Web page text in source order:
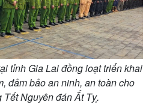
tỉnh Gia Lai đồng loạt triển khai
đảm bảo an ninh, an toàn cho
Nguyên đán Ất Tỵ.